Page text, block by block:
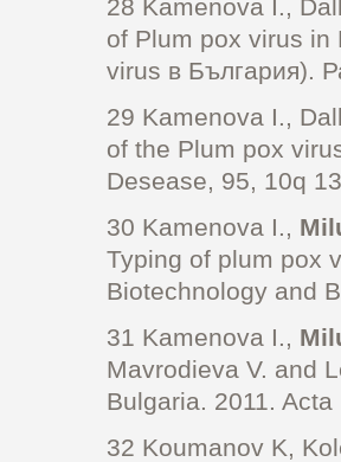
28 Kamenova I.,
of Plum pox virus in
virus в България).
29 Kamenova I.,
of the Plum pox
Desease, 95, 10q
30 Kamenova I.,
Typing of plum pox
Biotechnology and
31 Kamenova I.,
Mavrodieva V. and
Bulgaria. 2011.
32 Koumanov K,